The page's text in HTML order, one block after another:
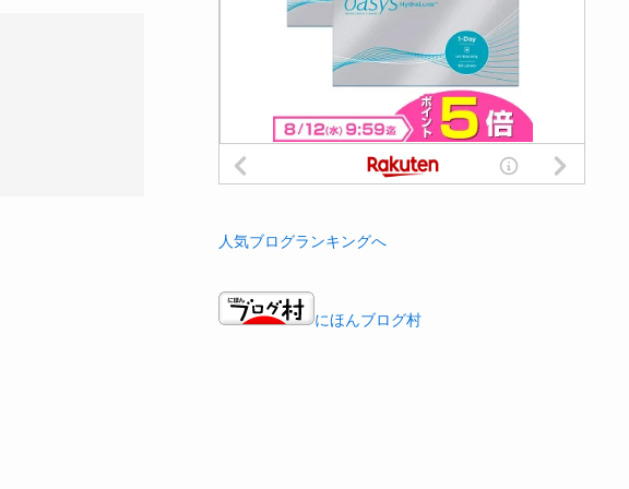
人気ブログランキングへ
にほんブログ村